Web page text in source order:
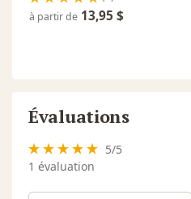
à partir de 13,95 $
Évaluations
5/5
1 évaluation